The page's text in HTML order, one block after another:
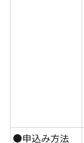
●申込み方法